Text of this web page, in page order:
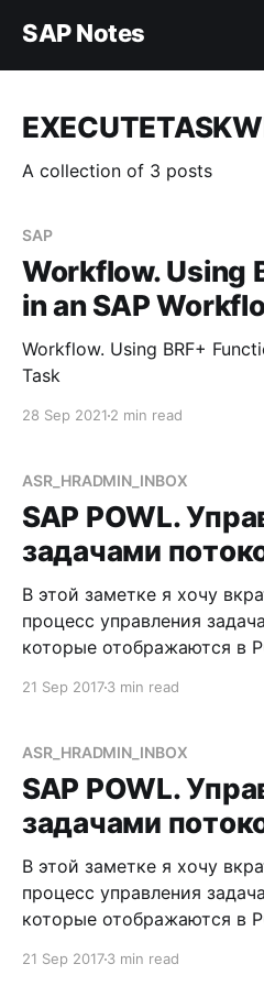
SAP Notes
A collection of 3 posts
SAP
Workflow. Using
in an SAP
Workflow. Using BRF+
Task
28 Sep 2021 2 min read
ASR_HRADMIN_INBOX
SAP POWL.
задачами
В этой заметке я хочу
процесс управления
которые отображаются в POWL. См.
функциональностью SAP
операций. Обо всем этом
бложика сказано не то
21 Sep 20173 min read
ASR_HRADMIN_INBOX
SAP POWL.
задачами
В этой заметке я хочу
процесс управления
которые отображаются в POWL. См.
функциональностью SAP
21 Sep 20173 min read